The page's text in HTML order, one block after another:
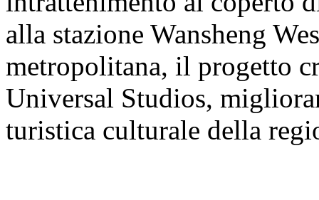
alla stazione Wansheng
metropolitana, il progetto
Universal Studios,
turistica culturale della